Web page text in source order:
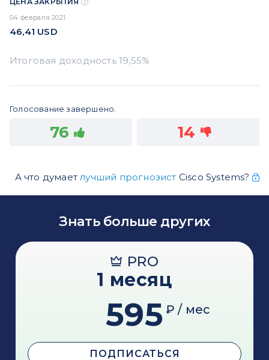
04 февраля 2021
46,41 USD
Голосование завершено.
76 14
А что думаетлучший прогнозист Cisco Systems?
Знать больше других
PRO
1 месяц
595 ₽ / мес
ПОДПИСАТЬСЯ